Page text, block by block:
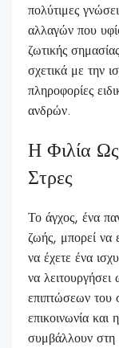
πολύτιμες
αλλαγών που
ζωτικής
σχετικά με την
πληροφορίες
ανδρών.
Η Φιλία
Στρες
Το άγχος, ένα
ζωής, μπορεί να
να έχετε ένα
να λειτουργήσει
επιπτώσεων του
επικοινωνία και
συμβάλλουν στη